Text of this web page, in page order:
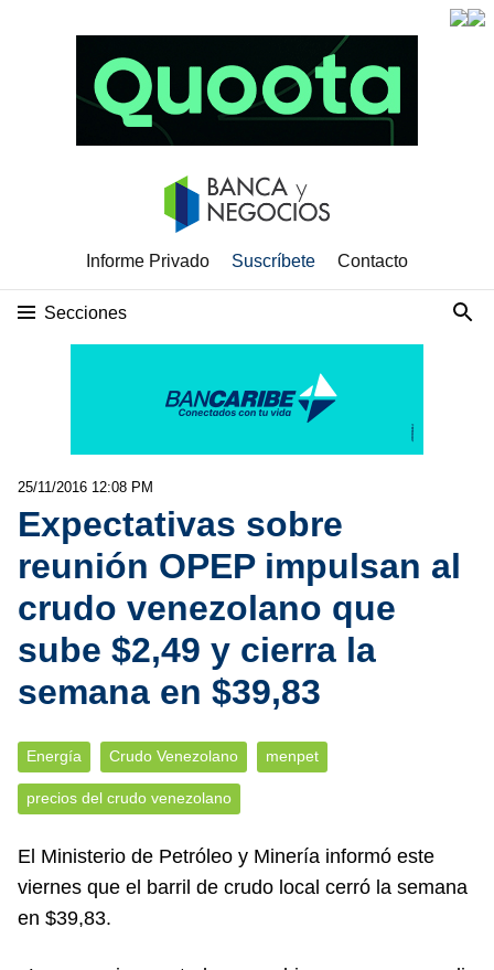
Informe Privado Suscríbete Contacto
Secciones
25/11/2016 12:08 PM
Expectativas sobre
reunión OPEP impulsan al
crudo venezolano que
sube $2,49 y cierra la
semana en $39,83
Energía Crudo Venezolano menpet
precios del crudo venezolano
El Ministerio de Petróleo y Minería informó este
viernes que el barril de crudo local cerró la semana
en $39,83.